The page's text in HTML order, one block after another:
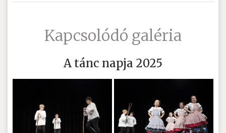
Kapcsolódó galéria
A tánc napja 2025